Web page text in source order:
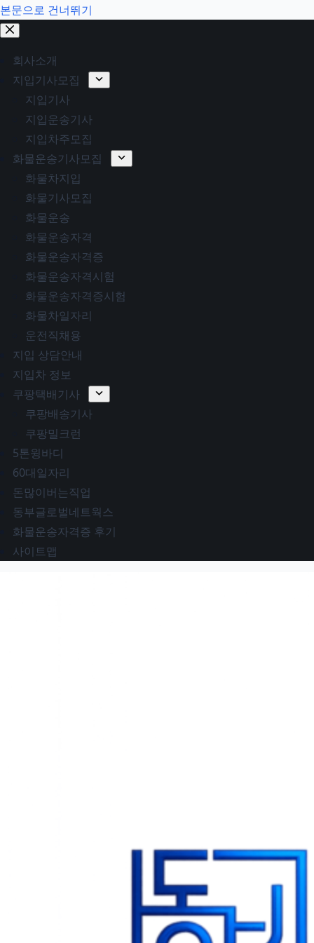
본문으로 건너뛰기
회사소개
지입기사모집
지입기사
지입운송기사
지입차주모집
화물운송기사모집
화물차지입
화물기사모집
화물운송
화물운송자격
화물운송자격증
화물운송자격시험
화물운송자격증시험
화물차일자리
운전직채용
지입 상담안내
지입차 정보
쿠팡택배기사
쿠팡배송기사
쿠팡밀크런
5톤윙바디
60대일자리
돈많이버는직업
동부글로벌네트웍스
화물운송자격증 후기
사이트맵